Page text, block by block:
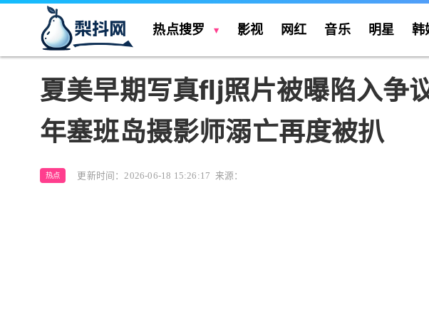
热点搜罗 影视 网红 音乐 明星 韩
夏美早期写真flj照片被曝陷入争
年塞班岛摄影师溺亡再度被扒
热点 更新时间：2026-06-18 15:26:17 来源：